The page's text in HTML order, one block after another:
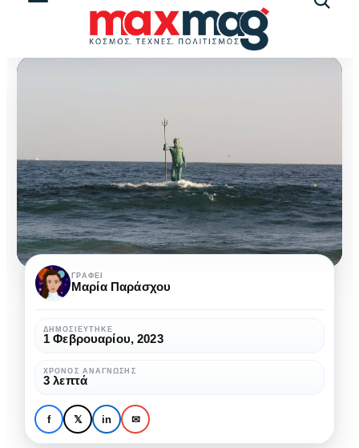
ΠΟΛΙΤΙΣΜΌΣ ΤΈΧΝΗ
Το άγαλμα του
Ποσειδώνα στα
Το
άγαλμα
του
Ποσειδώνα
στα
Κανάρια
νησιά
ΓΡΆΦΕΙ
Μαρία Παράσχου
ΔΗΜΟΣΙΕΎΤΗΚΕ
1 Φεβρουαρίου, 2023
ΧΡΌΝΟΣ ΑΝΆΓΝΩΣΗΣ
3 λεπτά
f 𝕏 in ✉